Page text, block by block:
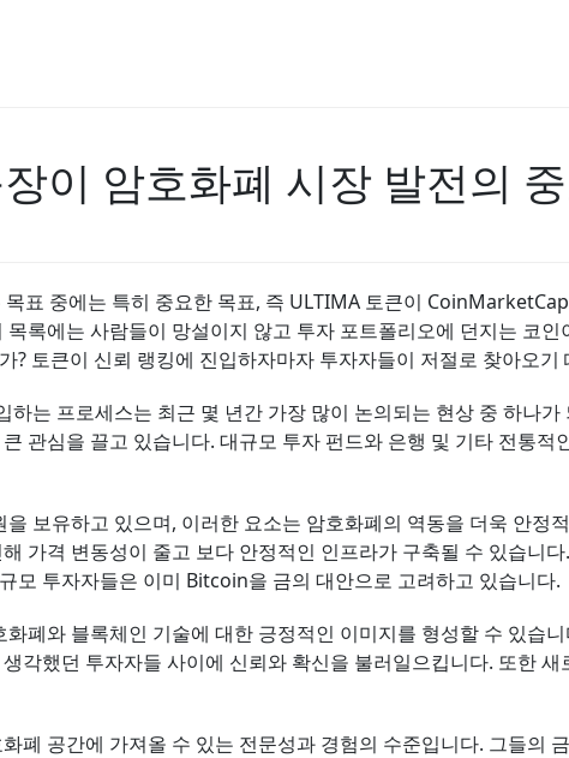
이 암호화폐 시장 발전의
표 중에는 특히 중요한 목표, 즉 ULTIMA 토큰이
록에는 사람들이 망설이지 않고 투자 포트폴리오에 던지는 코
? 토큰이 신뢰 랭킹에 진입하자마자 투자자들이 저절로 찾아오기
하는 프로세스는 최근 몇 년간 가장 많이 논의되는 현상 중 하나
관심을 끌고 있습니다. 대규모 투자 펀드와 은행 및 기타 전통
보유하고 있으며, 이러한 요소는 암호화폐의 역동을 더욱 안정
가격 변동성이 줄고 보다 안정적인 인프라가 구축될 수 있습니
모 투자자들은 이미 Bitcoin을 금의 대안으로 고려하고 있습니다.
폐와 블록체인 기술에 대한 긍정적인 이미지를 형성할 수 있습
각했던 투자자들 사이에 신뢰와 확신을 불러일으킵니다. 또한
폐 공간에 가져올 수 있는 전문성과 경험의 수준입니다. 그들의